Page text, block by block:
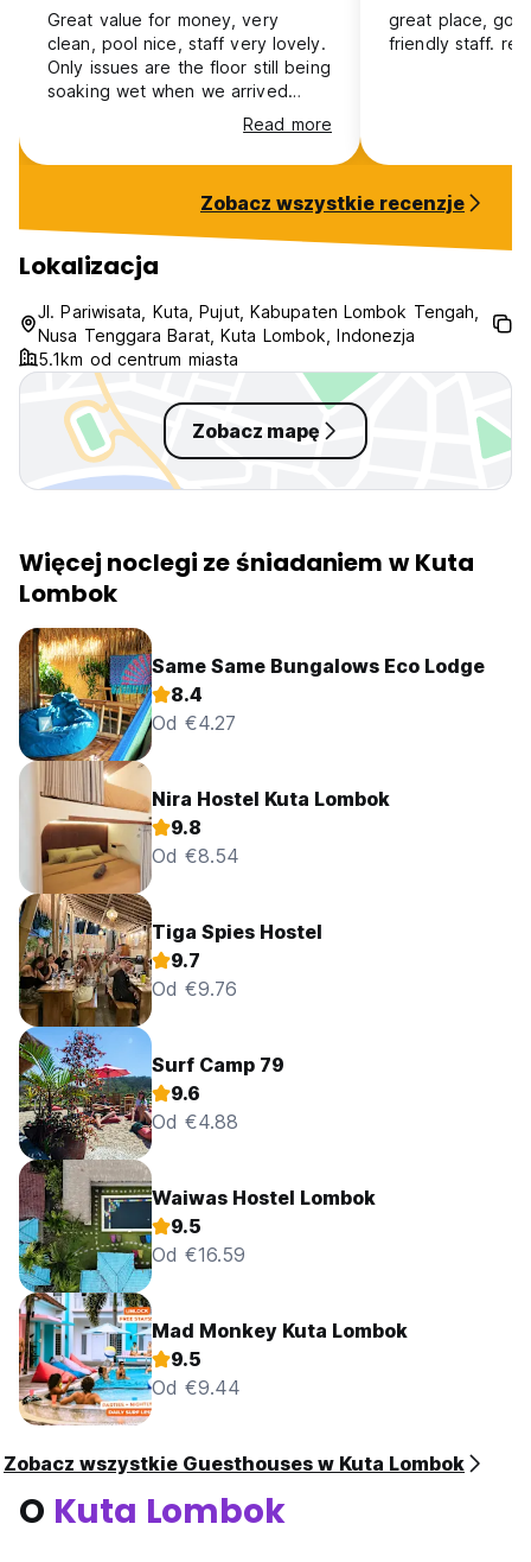
Great value for money, very
clean, pool nice, staff very lovely.
Only issues are the floor still being
soaking wet when we arrived
(good that it’s clean though) and
the kettle available had loads of
loose limescale which isnt filtered
holes. You can always boil a pan
of water though. Breakfast good
but not vegan so I had to ask just
for fruit :)
Read more
great place,
friendly staff.
Zobacz wszystkie recenzje
Lokalizacja
Jl. Pariwisata, Kuta, Pujut, Kabupaten Lombok Tengah,
Nusa Tenggara Barat, Kuta Lombok, Indonezja
5.1km od centrum miasta
Zobacz mapę
Więcej noclegi ze śniadaniem w Kuta
Lombok
Same Same Bungalows Eco Lodge
8.4
Od €4.27
Nira Hostel Kuta Lombok
9.8
Od €8.54
Tiga Spies Hostel
9.7
Od €9.76
Surf Camp 79
9.6
Od €4.88
Waiwas Hostel Lombok
9.5
Od €16.59
Mad Monkey Kuta Lombok
9.5
Od €9.44
Zobacz wszystkie Guesthouses w Kuta Lombok
O Kuta Lombok